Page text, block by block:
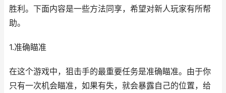
胜利。下面内容是一些方法同享，希望对新人玩家有所帮
助。
1.准确瞄准
在这个游戏中，狙击手的最重要任务是准确瞄准。由于你
只有一次机会瞄准，如果有失，就会暴露自己的位置，给